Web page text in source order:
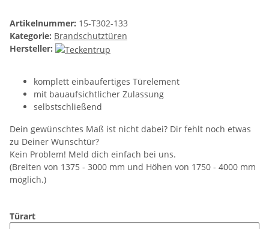
Artikelnummer: 15-T302-133
Kategorie: Brandschutztüren
Hersteller:
komplett einbaufertiges Türelement
mit bauaufsichtlicher Zulassung
selbstschließend
Dein gewünschtes Maß ist nicht dabei? Dir fehlt noch etwas
zu Deiner Wunschtür?
Kein Problem! Meld dich einfach bei uns.
(Breiten von 1375 - 3000 mm und Höhen von 1750 - 4000 mm
möglich.)
Türart